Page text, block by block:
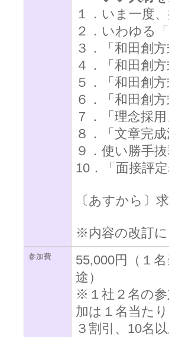
１．いま一度
２．いわゆる
３．「和田創
４．「和田創
５．「和田創
６．「和田創
７．「理念採
８．「文章完
９．使い勝手
10．「面接評
〔あすから〕
※内容の改訂
参加費
55,000円（１
途）
※１社２名の
加は１名当た
３割引、10名